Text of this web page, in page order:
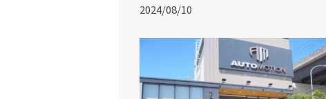
2024/08/10